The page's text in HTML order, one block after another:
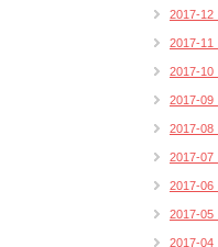
2017-12
2017-11
2017-10
2017-09
2017-08
2017-07
2017-06
2017-05
2017-04